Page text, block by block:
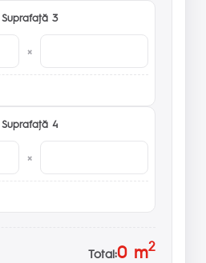
Suprafaţă 3
×
Suprafaţă 4
×
Total:0m2